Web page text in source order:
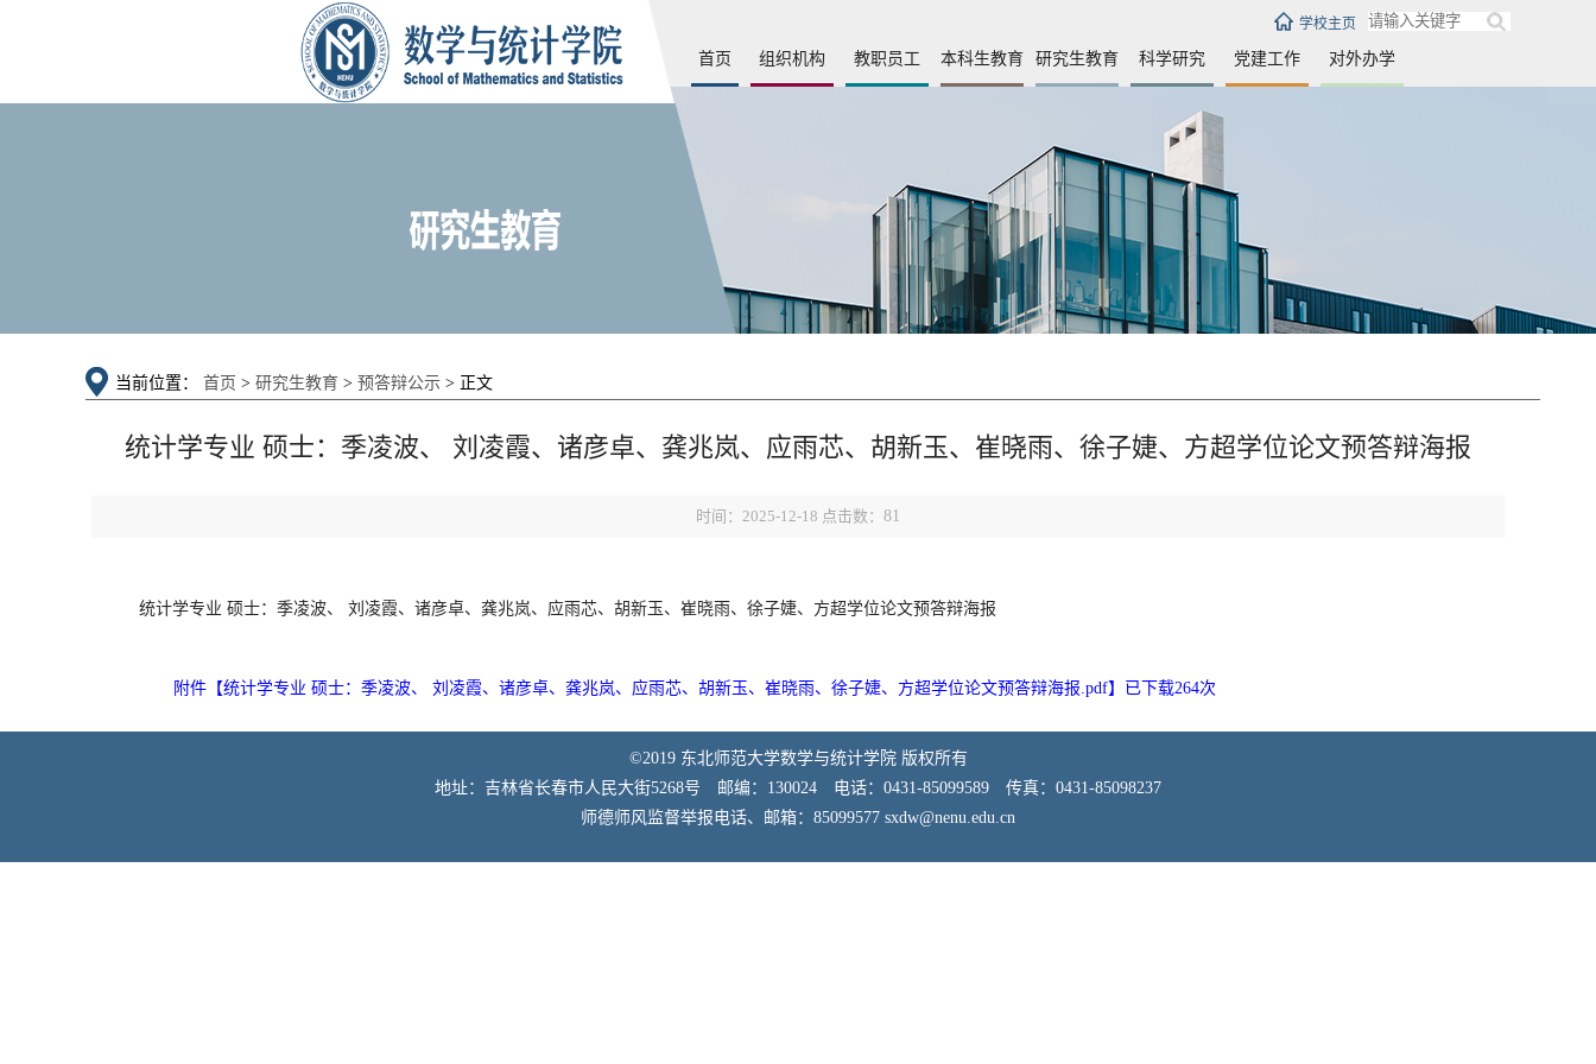
学校主页
首页 组织机构 教职员工 本科生教育 研究生教育 科学研究 党建工作 对外办学
当前位置： 首页 > 研究生教育 > 预答辩公示 > 正文
统计学专业 硕士：季凌波、 刘凌霞、诸彦卓、龚兆岚、应雨芯、胡新玉、崔晓雨、徐子婕、方超学位论文预答辩海报
时间：2025-12-18 点击数： 81
统计学专业 硕士：季凌波、 刘凌霞、诸彦卓、龚兆岚、应雨芯、胡新玉、崔晓雨、徐子婕、方超学位论文预答辩海报
附件【统计学专业 硕士：季凌波、 刘凌霞、诸彦卓、龚兆岚、应雨芯、胡新玉、崔晓雨、徐子婕、方超学位论文预答辩海报.pdf】已下载264次
©2019 东北师范大学数学与统计学院 版权所有
地址：吉林省长春市人民大街5268号 邮编：130024 电话：0431-85099589 传真：0431-85098237
师德师风监督举报电话、邮箱：85099577 sxdw@nenu.edu.cn